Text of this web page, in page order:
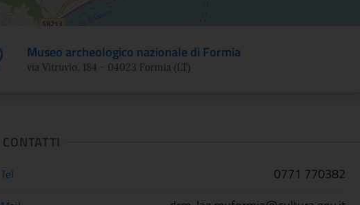
Museo archeologico nazionale di Formia
via Vitruvio, 184 - 04023 Formia (LT)
CONTATTI
Tel 0771 770382